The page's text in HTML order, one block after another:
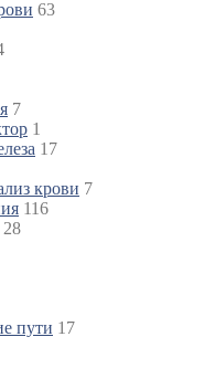
63
7
1
17
крови 7
116
28
пути 17